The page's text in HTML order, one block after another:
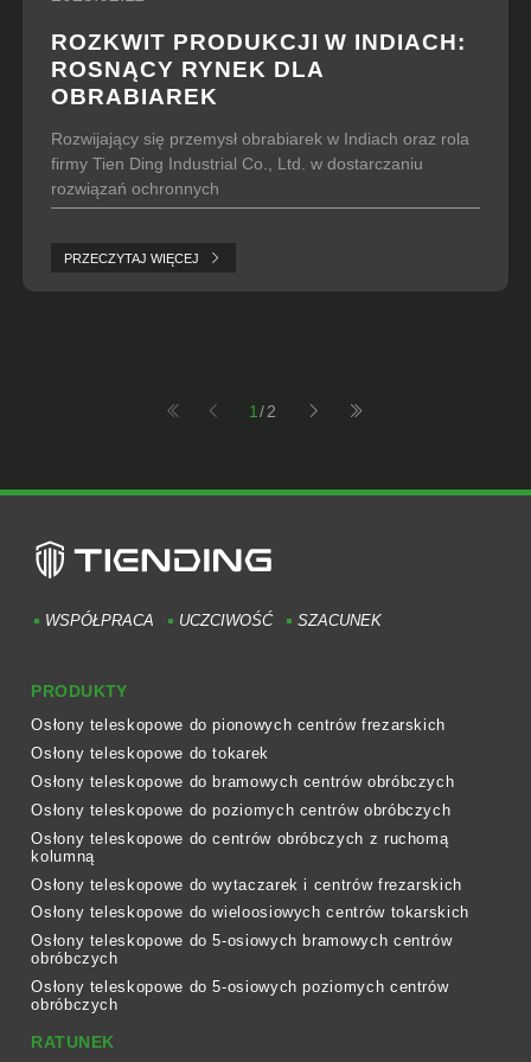
ROZKWIT PRODUKCJI W INDIACH:
ROSNĄCY RYNEK DLA
OBRABIAREK
Rozwijający się przemysł obrabiarek w Indiach oraz rola
firmy Tien Ding Industrial Co., Ltd. w dostarczaniu
rozwiązań ochronnych
PRZECZYTAJ WIĘCEJ
1/2
WSPÓŁPRACA UCZCIWOŚĆ SZACUNEK
PRODUKTY
Osłony teleskopowe do pionowych centrów frezarskich
Osłony teleskopowe do tokarek
Osłony teleskopowe do bramowych centrów obróbczych
Osłony teleskopowe do poziomych centrów obróbczych
Osłony teleskopowe do centrów obróbczych z ruchomą
kolumną
Osłony teleskopowe do wytaczarek i centrów frezarskich
Osłony teleskopowe do wieloosiowych centrów tokarskich
Osłony teleskopowe do 5-osiowych bramowych centrów
obróbczych
Osłony teleskopowe do 5-osiowych poziomych centrów
obróbczych
RATUNEK